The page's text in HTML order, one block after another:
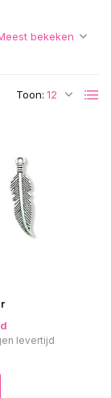
Toon:
levertijd